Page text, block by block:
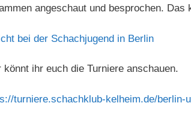
angeschaut und besprochen.
bei der Schachjugend in Berlin
könnt ihr euch die Turniere anschauen.
turniere.schachklub-kelheim.de/berlin-